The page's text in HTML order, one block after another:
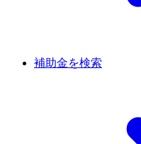
補助金を検索